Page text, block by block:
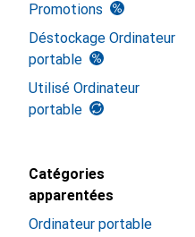
Promotions
Déstockage Ordinateur
portable
Utilisé Ordinateur
portable
Catégories
apparentées
Ordinateur portable